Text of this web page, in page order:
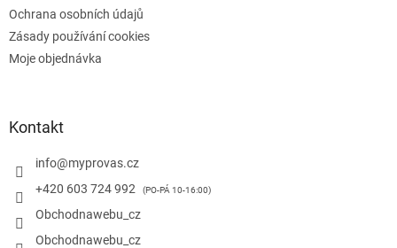
Ochrana osobních údajů
Zásady používání cookies
Moje objednávka
Kontakt
info@myprovas.cz
+420 603 724 992
Obchodnawebu_cz
Obchodnawebu_cz